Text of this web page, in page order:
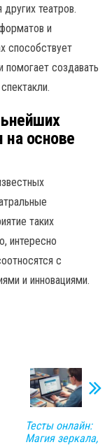
театров.
и
способствует
помогает создавать
на основе
таких
интересно
с
и инновациями.
Тесты онлайн:
Магия зеркала,